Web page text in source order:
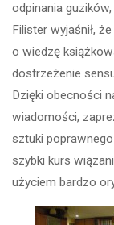
odpinania
Filister wyjaśnił,
o wiedzę
dostrzeżenie
Dzięki obecności
wiadomości,
sztuki
szybki kurs
użyciem bardzo